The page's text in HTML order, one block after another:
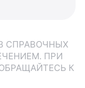
СПРАВОЧНЫХ
ПРИ
К